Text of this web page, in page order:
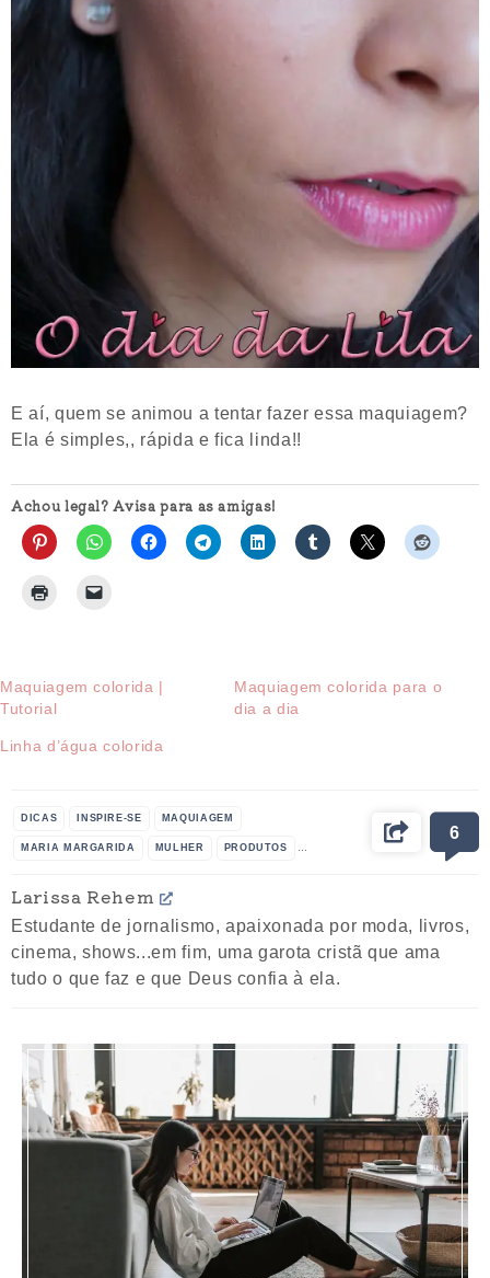
E aí, quem se animou a tentar fazer essa maquiagem?
Ela é simples,, rápida e fica linda!!
Achou legal? Avisa para as amigas!
Maquiagem colorida |
Tutorial
Maquiagem colorida para o
dia a dia
Linha d’água colorida
DICAS INSPIRE-SE MAQUIAGEM
MARIA MARGARIDA MULHER PRODUTOS
6
Larissa Rehem
Estudante de jornalismo, apaixonada por moda, livros,
cinema, shows...em fim, uma garota cristã que ama
tudo o que faz e que Deus confia à ela.